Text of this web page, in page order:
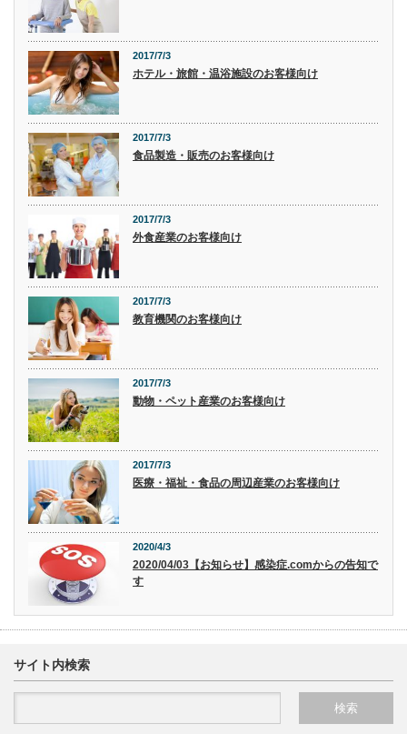
2017/7/3
ホテル・旅館・温浴施設のお客様向け
2017/7/3
食品製造・販売のお客様向け
2017/7/3
外食産業のお客様向け
2017/7/3
教育機関のお客様向け
2017/7/3
動物・ペット産業のお客様向け
2017/7/3
医療・福祉・食品の周辺産業のお客様向け
2020/4/3
2020/04/03【お知らせ】感染症.comからの告知で
す
サイト内検索